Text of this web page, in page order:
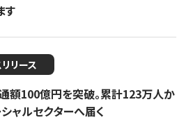
す
リース
額100億円を突破。累計123万人か
ャルセクターへ届く